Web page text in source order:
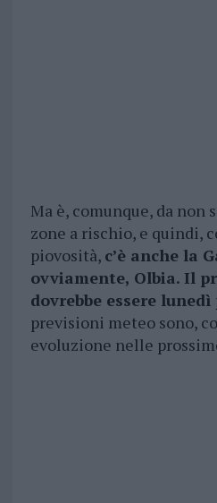
Ma è, comunque, da non
zone a rischio, e quindi,
piovosità, c’è anche la
ovviamente, Olbia. Il
dovrebbe essere
previsioni meteo sono,
evoluzione nelle